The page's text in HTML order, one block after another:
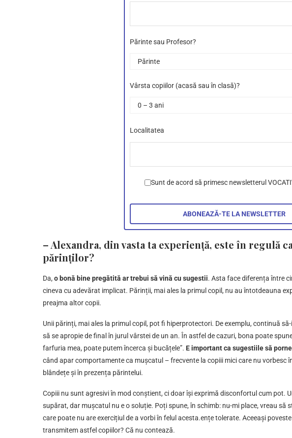
Părinte sau Profesor?
Vârsta copiilor (acasă sau în clasă)?
Localitatea
Sunt de acord să primesc newsletterul
– Alexandra, din vasta ta experiență, este în regulă
părinților?
Da, o bonă bine pregătită ar trebui să vină cu sugestii. Asta face diferența între
cineva cu adevărat implicat. Părinții, mai ales la primul copil, nu au întotdeauna
preajma altor copii.
Unii părinți, mai ales la primul copil, pot fi hiperprotectori. De exemplu, continuă
să se apropie de final în jurul vârstei de un an. În astfel de cazuri, bona poate
farfuria mea, poate putem încerca și bucățele”. E important ca sugestiile să
când apar comportamente ca mușcatul – frecvente la copiii mici care nu vorbesc
blândețe și în prezența părintelui.
Copiii nu sunt agresivi în mod conștient, ci doar își exprimă disconfortul cum pot.
supărat, dar mușcatul nu e o soluție. Poți spune, în schimb: nu-mi place, vreau să
care poate nu are exercițiul de a vorbi în felul acesta.ențe tolerate. Aceeași
transmitem astfel copiilor? Că nu contează.